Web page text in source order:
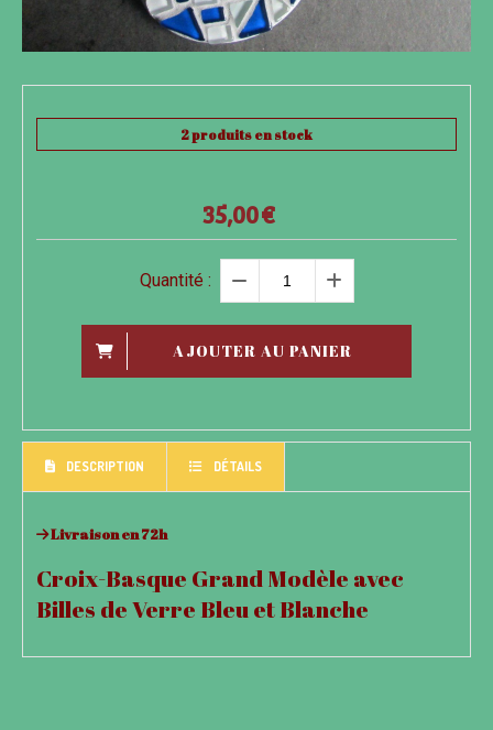
Quantité :
35,00€
2produits en stock
AJOUTER AU PANIER
DESCRIPTION DÉTAILS
Livraison en 72h
Croix-Basque Grand Modèle avec
Billes de Verre Bleu et Blanche